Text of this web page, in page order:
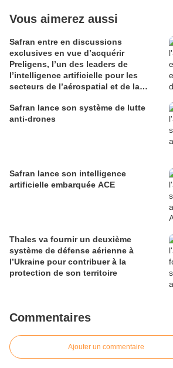
Vous aimerez aussi
Safran entre en discussions
exclusives en vue d’acquérir
Preligens, l’un des leaders de
l’intelligence artificielle pour les
secteurs de l’aérospatial et de la
Safran lance son système de lutte
anti-drones
Safran lance son intelligence
artificielle embarquée ACE
Thales va fournir un deuxième
système de défense aérienne à
l’Ukraine pour contribuer à la
protection de son territoire
Commentaires
Ajouter un commentaire